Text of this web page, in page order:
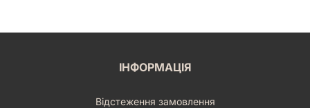
ІНФОРМАЦІЯ
Відстеження замовлення